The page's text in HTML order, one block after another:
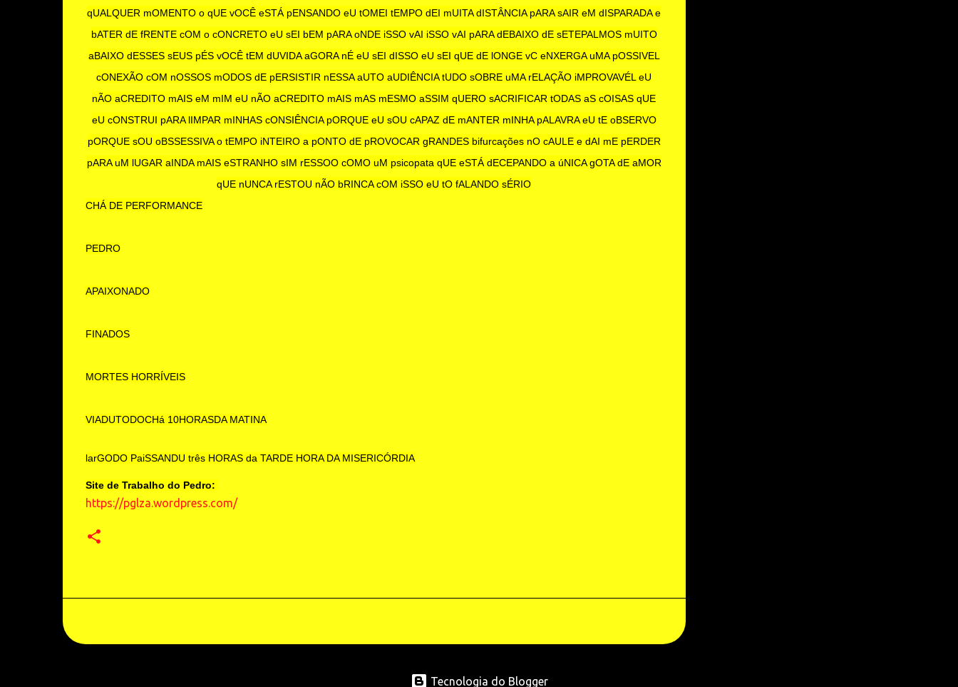
qUALQUER mOMENTO o qUE vOCÊ eSTÁ pENSANDO eU tOMEI tEMPO dEI mUITA dISTÂNCIA pARA sAIR eM dISPARADA e
bATER dE fRENTE cOM o cONCRETO eU sEI bEM pARA oNDE iSSO vAI iSSO vAI pARA dEBAIXO dE sETEPALMOS mUITO
aBAIXO dESSES sEUS pÉS vOCÊ tEM dUVIDA aGORA nÉ eU sEI dISSO eU sEI qUE dE lONGE vC eNXERGA uMA pOSSIVEL
cONEXÃO cOM nOSSOS mODOS dE pERSISTIR nESSA aUTO aUDIÊNCIA tUDO sOBRE uMA rELAÇÃO iMPROVAVÉL eU
nÃO aCREDITO mAIS eM mIM eU nÃO aCREDITO mAIS mAS mESMO aSSIM qUERO sACRIFICAR tODAS aS cOISAS qUE
eU cONSTRUI pARA lIMPAR mINHAS cONSIÊNCIA pORQUE eU sOU cAPAZ dE mANTER mINHA pALAVRA eU tE oBSERVO
pORQUE sOU oBSSESSIVA o tEMPO iNTEIRO a pONTO dE pROVOCAR gRANDES bifurcações nO cAULE e dAI mE pERDER
pARA uM lUGAR aINDA mAIS eSTRANHO sIM rESSOO cOMO uM psicopata qUE eSTÁ dECEPANDO a úNICA gOTA dE aMOR
qUE nUNCA rESTOU nÃO bRINCA cOM iSSO eU tO fALANDO sÉRIO
CHÁ DE PERFORMANCE
PEDRO
APAIXONADO
FINADOS
MORTES HORRÍVEIS
VIADUTODOCHá 10HORASDA MATINA
larGODO PaiSSANDU três HORAS da TARDE HORA DA MISERICÓRDIA
Site de Trabalho do Pedro:
https://pglza.wordpress.com/
Tecnologia do Blogger